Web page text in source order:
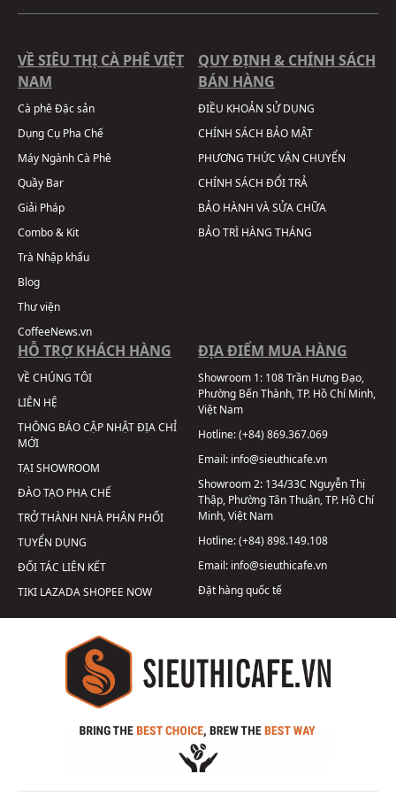
VỀ SIÊU THỊ CÀ PHÊ VIỆT
NAM
Cà phê Đặc sản
Dụng Cụ Pha Chế
Máy Ngành Cà Phê
Quầy Bar
Giải Pháp
Combo & Kit
Trà Nhập khẩu
Blog
Thư viện
CoffeeNews.vn
QUY ĐỊNH & CHÍNH SÁCH
BÁN HÀNG
ĐIỀU KHOẢN SỬ DỤNG
CHÍNH SÁCH BẢO MẬT
PHƯƠNG THỨC VẬN CHUYỂN
CHÍNH SÁCH ĐỔI TRẢ
BẢO HÀNH VÀ SỬA CHỮA
BẢO TRÌ HÀNG THÁNG
HỖ TRỢ KHÁCH HÀNG
VỀ CHÚNG TÔI
LIÊN HỆ
THÔNG BÁO CẬP NHẬT ĐỊA CHỈ
MỚI
TẠI SHOWROOM
ĐÀO TẠO PHA CHẾ
TRỞ THÀNH NHÀ PHÂN PHỐI
TUYỂN DỤNG
ĐỐI TÁC LIÊN KẾT
TIKI LAZADASHOPEE NOW
ĐỊA ĐIỂM MUA HÀNG
Showroom 1: 108 Trần Hưng Đạo,
Phường Bến Thành, TP. Hồ Chí Minh,
Việt Nam
Hotline:(+84) 869.367.069
Email: info@sieuthicafe.vn
Showroom 2: 134/33C Nguyễn Thị
Thập, Phường Tân Thuận, TP. Hồ Chí
Minh, Việt Nam
Hotline:(+84) 898.149.108
Email: info@sieuthicafe.vn
Đặt hàng quốc tế